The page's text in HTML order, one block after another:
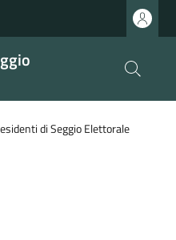
di Seggio Elettorale